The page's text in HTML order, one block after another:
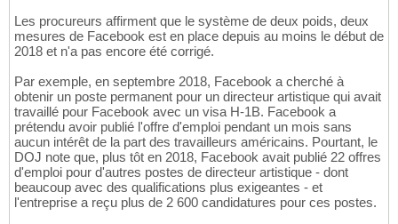
Les procureurs affirment que le système de deux poids, deux
mesures de Facebook est en place depuis au moins le début de
2018 et n'a pas encore été corrigé.
Par exemple, en septembre 2018, Facebook a cherché à
obtenir un poste permanent pour un directeur artistique qui avait
travaillé pour Facebook avec un visa H-1B. Facebook a
prétendu avoir publié l'offre d'emploi pendant un mois sans
aucun intérêt de la part des travailleurs américains. Pourtant, le
DOJ note que, plus tôt en 2018, Facebook avait publié 22 offres
d'emploi pour d'autres postes de directeur artistique - dont
beaucoup avec des qualifications plus exigeantes - et
l'entreprise a reçu plus de 2 600 candidatures pour ces postes.